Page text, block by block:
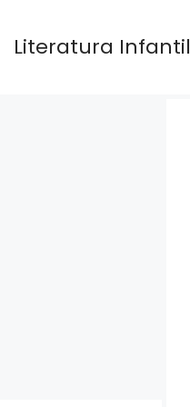
Literatura Infantil